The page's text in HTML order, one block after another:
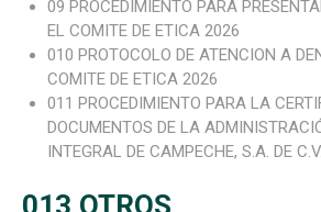
09 PROCEDIMIENTO PARA
EL COMITE DE ETICA 2026
010 PROTOCOLO DE ATENCION A
COMITE DE ETICA 2026
011 PROCEDIMIENTO PARA LA
DOCUMENTOS DE LA
INTEGRAL DE CAMPECHE, S.A. DE C.V.
013 OTROS